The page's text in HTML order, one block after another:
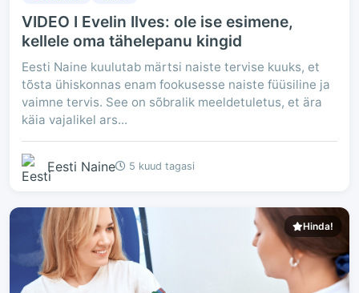
VIDEO I Evelin Ilves: ole ise esimene,
kellele oma tähelepanu kingid
Eesti Naine kuulutab märtsi naiste tervise kuuks, et
tõsta ühiskonnas enam fookusesse naiste füüsiline ja
vaimne tervis. See on sõbralik meeldetuletus, et ära
käia vajalikel ars...
Eesti Naine 5 kuud tagasi
Hinda!